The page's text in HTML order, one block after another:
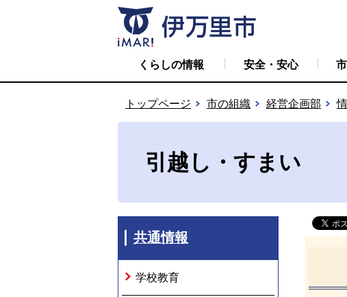
くらしの情報 安全・安心
トップページ 市の組織 経営企画部
引越し・すまい
共通情報
学校教育